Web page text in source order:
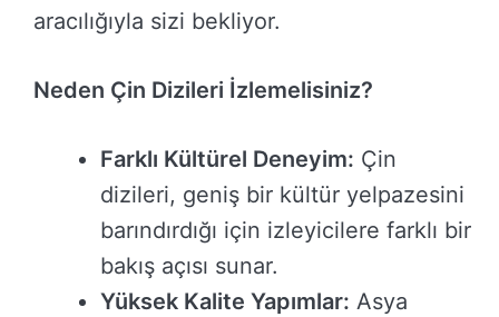
aracılığıyla sizi bekliyor.
Neden Çin Dizileri İzlemelisiniz?
Farklı Kültürel Deneyim: Çin
dizileri, geniş bir kültür yelpazesini
barındırdığı için izleyicilere farklı bir
bakış açısı sunar.
Yüksek Kalite Yapımlar: Asya